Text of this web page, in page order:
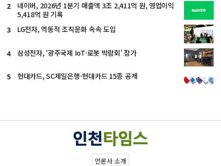
2
네이버, 2026년 1분기 매출액 3조 2,411억 원, 영업이익
5,418억 원 기록
3 LG전자, 역동적 조직문화 속속 도입
4 삼성전자, ‘광주국제 IoT·로봇 박람회’ 참가
5 현대카드, SC제일은행-현대카드 15종 공개
언론사 소개